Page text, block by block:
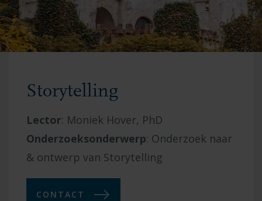
Storytelling
Lector: Moniek Hover, PhD
Onderzoeksonderwerp: Onderzoek naar
& ontwerp van Storytelling
CONTACT